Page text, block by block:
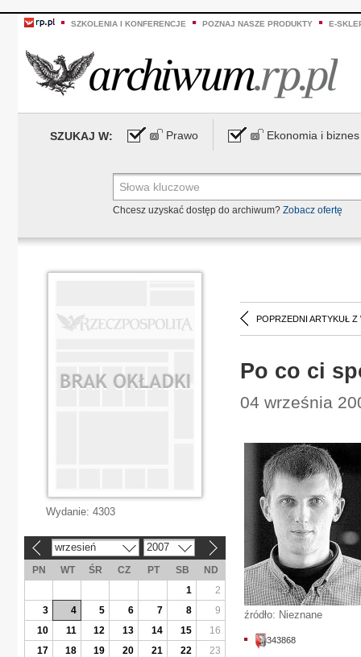
SZKOLENIA I KONFERENCJE POZNAJ NASZE PRODUKTY E-
SZUKAJ W: Prawo Ekonomia i biznes
Chcesz uzyskać dostęp do archiwum? Zobacz ofertę
POPRZEDNI ARTYKUŁ Z
Po co ci
04 września
źródło: Nieznane
343868
Wydanie: 4303
wrzesień 2007
PN WT ŚR CZ PT SB
ND
1
2
3
4 5 6 7 8
9
10
11 12 13 14 15
16
17
18 19 20 21 22
23